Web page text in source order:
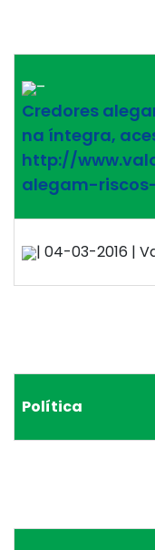
–
Credores
na íntegra,
http://
alegam-
| 04-03-2016 |
Política